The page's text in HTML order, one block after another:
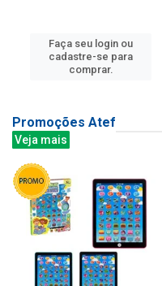
Faça seu login ou
cadastre-se para
comprar.
Promoções Atef
Veja mais